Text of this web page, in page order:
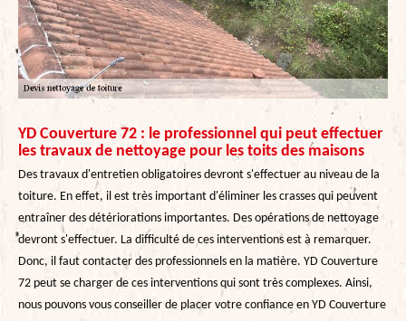
YD Couverture 72 : le professionnel qui peut effectuer
les travaux de nettoyage pour les toits des maisons
Des travaux d'entretien obligatoires devront s'effectuer au niveau de la
toiture. En effet, il est très important d'éliminer les crasses qui peuvent
entraîner des détériorations importantes. Des opérations de nettoyage
devront s'effectuer. La difficulté de ces interventions est à remarquer.
Donc, il faut contacter des professionnels en la matière. YD Couverture
72 peut se charger de ces interventions qui sont très complexes. Ainsi,
nous pouvons vous conseiller de placer votre confiance en YD Couverture